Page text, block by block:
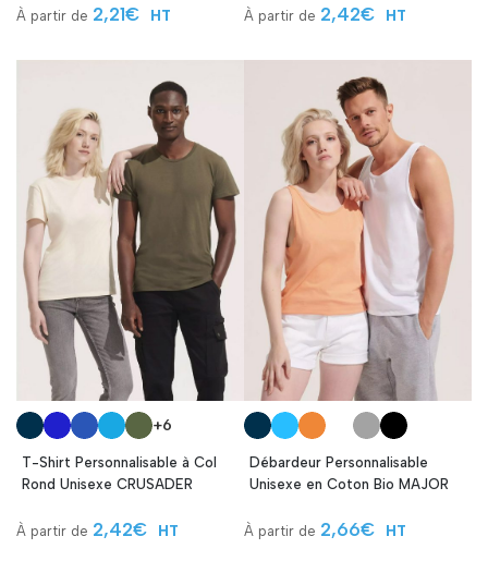
2,21€ HT 2,42€ HT
+6
T-Shirt Personnalisable à Col
Rond Unisexe CRUSADER
2,42€ HT
Débardeur Personnalisable
Unisexe en Coton Bio MAJOR
2,66€ HT